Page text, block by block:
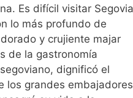
Es difícil visitar Segovia
lo más profundo de
y crujiente majar
de la gastronomía
dignificó el
los grandes embajadores